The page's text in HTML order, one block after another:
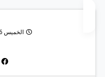
الخميس 6 يوليو 2026